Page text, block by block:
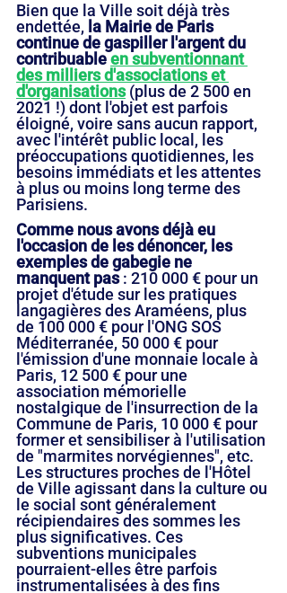
Bien que la Ville soit déjà très
endettée, la Mairie de Paris
continue de gaspiller l'argent du
contribuable en subventionnant
des milliers d'associations et
d'organisations (plus de 2 500 en
2021 !) dont l'objet est parfois
éloigné, voire sans aucun rapport,
avec l'intérêt public local, les
préoccupations quotidiennes, les
besoins immédiats et les attentes
à plus ou moins long terme des
Parisiens.
Comme nous avons déjà eu
l'occasion de les dénoncer, les
exemples de gabegie ne
manquent pas : 210 000 € pour un
projet d'étude sur les pratiques
langagières des Araméens, plus
de 100 000 € pour l'ONG SOS
Méditerranée, 50 000 € pour
l'émission d'une monnaie locale à
Paris, 12 500 € pour une
association mémorielle
nostalgique de l'insurrection de la
Commune de Paris, 10 000 € pour
former et sensibiliser à l'utilisation
de "marmites norvégiennes", etc.
Les structures proches de l'Hôtel
de Ville agissant dans la culture ou
le social sont généralement
récipiendaires des sommes les
plus significatives. Ces
subventions municipales
pourraient-elles être parfois
instrumentalisées à des fins